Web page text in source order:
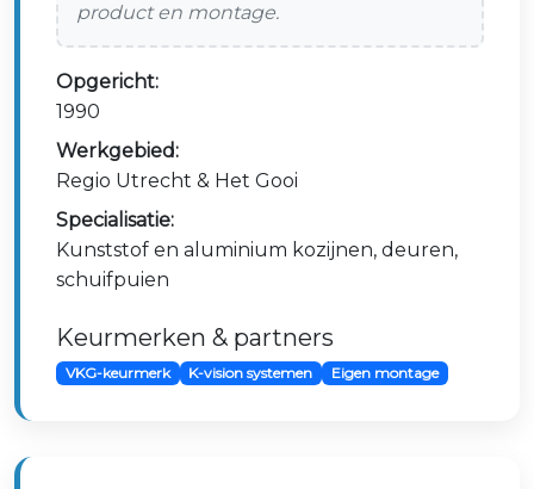
product en montage.
Opgericht:
1990
Werkgebied:
Regio Utrecht & Het Gooi
Specialisatie:
Kunststof en aluminium kozijnen, deuren,
schuifpuien
Keurmerken & partners
VKG-keurmerk K-vision systemen Eigen montage